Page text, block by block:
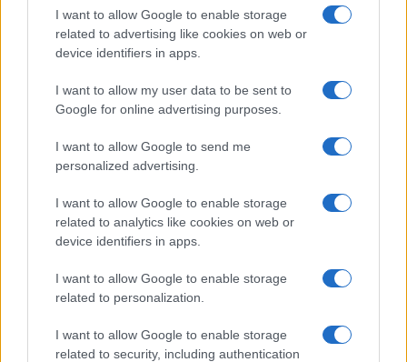
I want to allow Google to enable storage
related to advertising like cookies on web or
device identifiers in apps.
I want to allow my user data to be sent to
Google for online advertising purposes.
I want to allow Google to send me
personalized advertising.
I want to allow Google to enable storage
related to analytics like cookies on web or
device identifiers in apps.
I want to allow Google to enable storage
related to personalization.
I want to allow Google to enable storage
related to security, including authentication
karpat (@karpat)
Member
10 Ιουνίου 2026 20:17
Πρέπει να εργαστούμε για την ελληνοτουρκική φιλία.
Reply
10 Ιουνίου 2026 20:57
#733443
Το ΕΛΚΑΚ λοιπόν έκλεισε δυο χρόνια .
Reply